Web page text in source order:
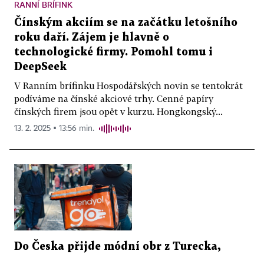
RANNÍ BRÍFINK
Čínským akciím se na začátku letošního
roku daří. Zájem je hlavně o
technologické firmy. Pomohl tomu i
DeepSeek
V Ranním brífinku Hospodářských novin se tentokrát
podíváme na čínské akciové trhy. Cenné papíry
čínských firem jsou opět v kurzu. Hongkongský...
13. 2. 2025 ▪ 13:56 min.
Do Česka přijde módní obr z Turecka,